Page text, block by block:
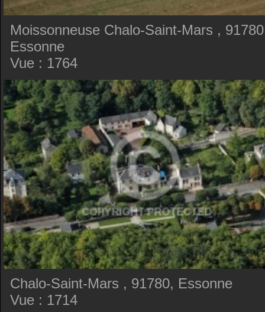
Moissonneuse Chalo-Saint-Mars ,
Essonne
Vue : 1764
Chalo-Saint-Mars , 91780, Essonne
Vue : 1714